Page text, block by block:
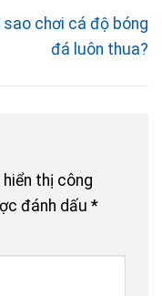
sao chơi cá độ bóng
đá luôn thua?
thị công
đánh dấu *